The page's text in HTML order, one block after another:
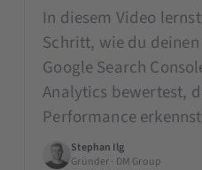
In diesem Video
Schritt, wie du
Google Search
Analytics bewertest,
Performance
Stephan Ilg
Gründer · DM Group